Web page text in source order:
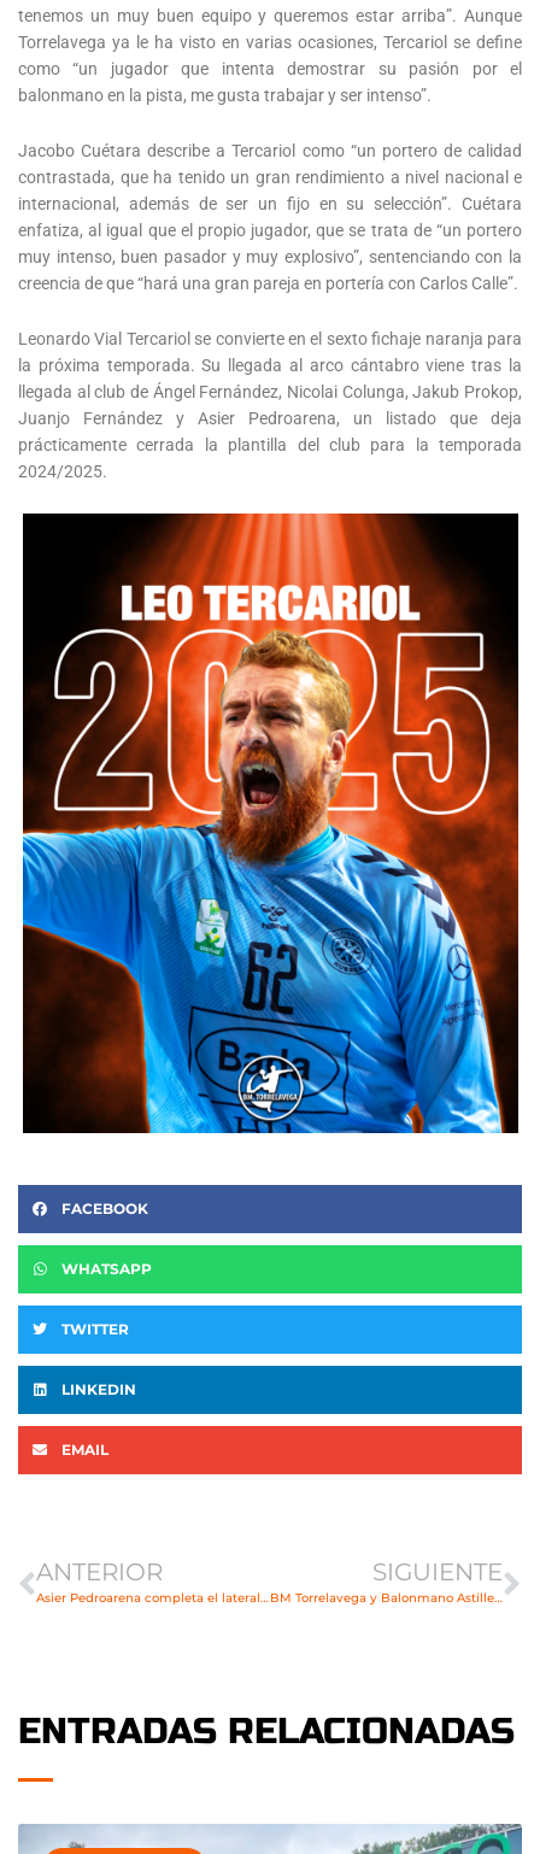
tenemos un muy buen equipo y queremos estar arriba”. Aunque
Torrelavega ya le ha visto en varias ocasiones, Tercariol se define
como “un jugador que intenta demostrar su pasión por el
balonmano en la pista, me gusta trabajar y ser intenso”.
Jacobo Cuétara describe a Tercariol como “un portero de calidad
contrastada, que ha tenido un gran rendimiento a nivel nacional e
internacional, además de ser un fijo en su selección”. Cuétara
enfatiza, al igual que el propio jugador, que se trata de “un portero
muy intenso, buen pasador y muy explosivo”, sentenciando con la
creencia de que “hará una gran pareja en portería con Carlos Calle”.
Leonardo Vial Tercariol se convierte en el sexto fichaje naranja para
la próxima temporada. Su llegada al arco cántabro viene tras la
llegada al club de Ángel Fernández, Nicolai Colunga, Jakub Prokop,
Juanjo Fernández y Asier Pedroarena, un listado que deja
prácticamente cerrada la plantilla del club para la temporada
2024/2025.
FACEBOOK
WHATSAPP
TWITTER
LINKEDIN
EMAIL
ANTERIOR
Asier Pedroarena completa el lateral derecho del Bathco BM Torrelavega
SIGUIENTE
BM Torrelavega y Balonmano Astillero firman un convenio de colaboración
ENTRADAS RELACIONADAS